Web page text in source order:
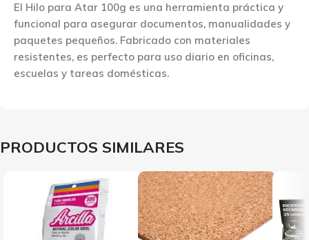
El Hilo para Atar 100g es una herramienta práctica y
funcional para asegurar documentos, manualidades y
paquetes pequeños. Fabricado con materiales
resistentes, es perfecto para uso diario en oficinas,
escuelas y tareas domésticas.
PRODUCTOS SIMILARES